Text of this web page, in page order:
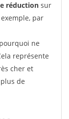
réduction sur
par
ne
représente
cher et
de